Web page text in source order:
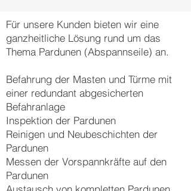
Für unsere Kunden bieten wir eine
ganzheitliche Lösung rund um das
Thema Pardunen (Abspannseile) an.
Befahrung der Masten und Türme mit
einer redundant abgesicherten
Befahranlage
Inspektion der Pardunen
Reinigen und Neubeschichten der
Pardunen
Messen der Vorspannkräfte auf den
Pardunen